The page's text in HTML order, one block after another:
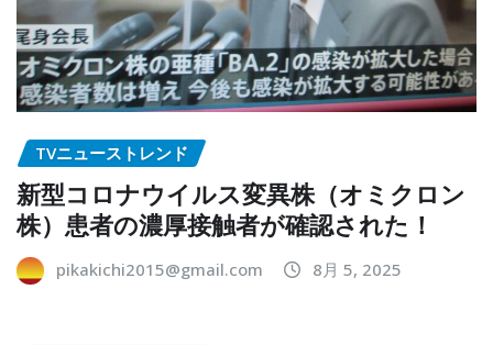
TVニューストレンド
新型コロナウイルス変異株（オミクロン
株）患者の濃厚接触者が確認された！
pikakichi2015@gmail.com 8月 5, 2025